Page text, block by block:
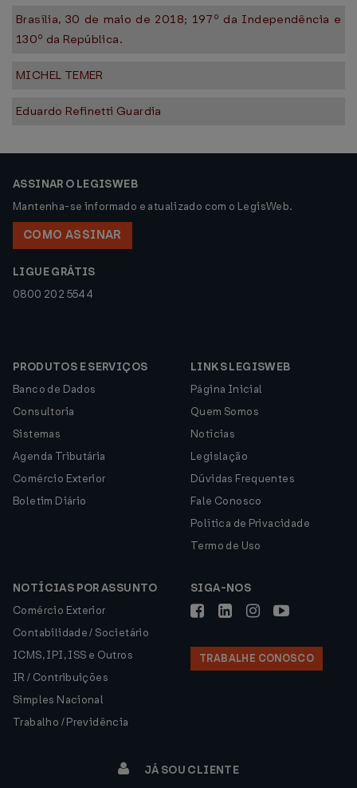
Brasília, 30 de maio de 2018; 197º da Independência e
130º da República.
MICHEL TEMER
Eduardo Refinetti Guardia
ASSINAR O LEGISWEB
Mantenha-se informado e atualizado com o LegisWeb.
COMO ASSINAR
LIGUE GRÁTIS
0800 202 5544
PRODUTOS E SERVIÇOS
Banco de Dados
Consultoria
Sistemas
Agenda Tributária
Comércio Exterior
Boletim Diário
LINKS LEGISWEB
Página Inicial
Quem Somos
Notícias
Legislação
Dúvidas Frequentes
Fale Conosco
Política de Privacidade
Termo de Uso
NOTÍCIAS POR ASSUNTO
Comércio Exterior
Contabilidade / Societário
ICMS, IPI, ISS e Outros
IR / Contribuições
Simples Nacional
Trabalho / Previdência
SIGA-NOS
TRABALHE CONOSCO
JÁ SOU CLIENTE